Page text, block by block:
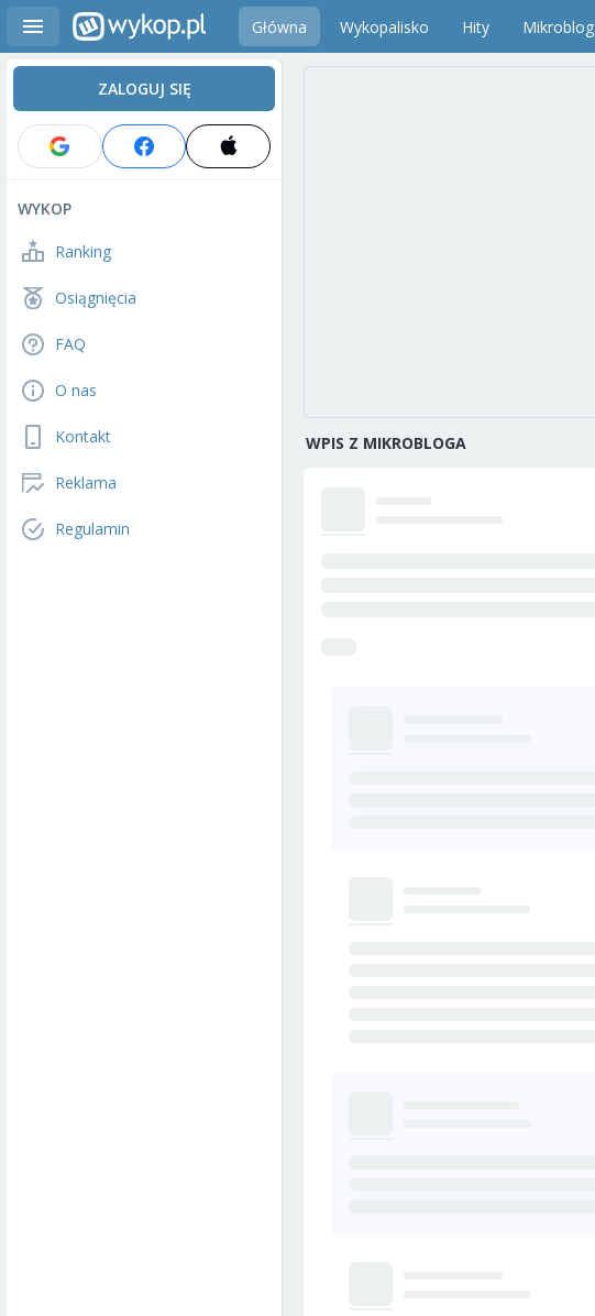
Główna Wykopalisko Hity Mikroblog
ZALOGUJ SIĘ
WYKOP
Ranking
Osiągnięcia
FAQ
O nas
Kontakt
Reklama
Regulamin
WPIS Z MIKROBLOGA